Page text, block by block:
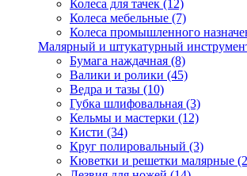
Колеса для тачек (12)
Колеса мебельные (7)
Колеса промышленного
Малярный и штукатурный
Бумага наждачная (8)
Валики и ролики (45)
Ведра и тазы (10)
Губка шлифовальная (3)
Кельмы и мастерки (12)
Кисти (34)
Круг полировальный (3)
Кюветки и решетки малярные